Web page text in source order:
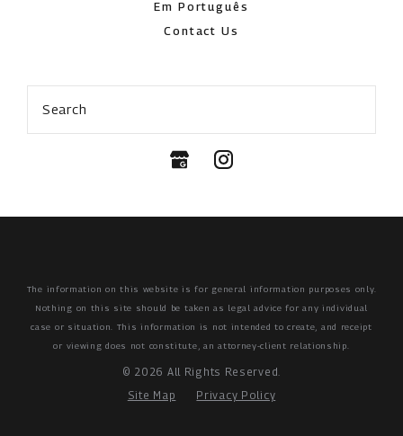
Em Português
Contact Us
Search
The information on this website is for general information purposes only.
Nothing on this site should be taken as legal advice for any individual
case or situation. This information is not intended to create, and receipt
or viewing does not constitute, an attorney-client relationship.
© 2026 All Rights Reserved.
Site Map
Privacy Policy